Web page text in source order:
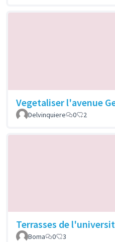
Vegetaliser l'avenue
Delvinquiere 0 2
Terrasses de
Boma 0 3